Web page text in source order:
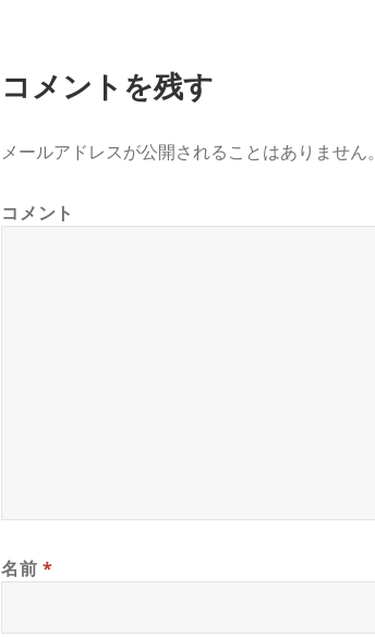
コメントを残す
メールアドレスが公開されることはありません。
コメント
名前*